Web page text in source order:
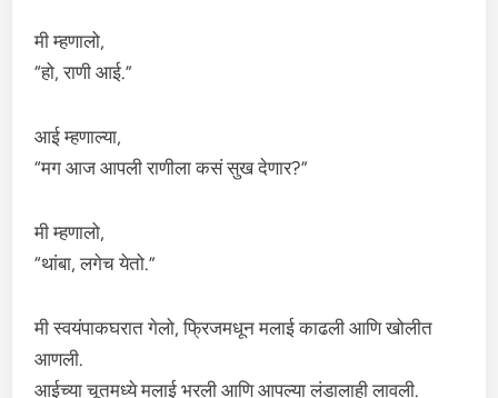
मी म्हणालो,
“हो, राणी आई.”
आई म्हणाल्या,
“मग आज आपली राणीला कसं सुख देणार?”
मी म्हणालो,
“थांबा, लगेच येतो.”
मी स्वयंपाकघरात गेलो, फ्रिजमधून मलाई काढली आणि खोलीत
आणली.
आईच्या चूतमध्ये मलाई भरली आणि आपल्या लंडालाही लावली.